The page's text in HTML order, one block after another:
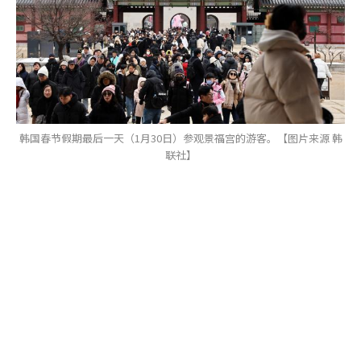
韩国春节假期最后一天（1月30日）参观景福宫的游客。【图片来源 韩
联社】